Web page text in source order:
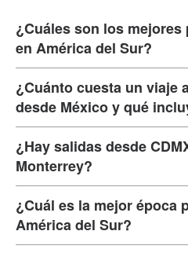
¿Cuáles son los
en América del Sur?
¿Cuánto cuesta un viaje
desde México y qué
¿Hay salidas desde
Monterrey?
¿Cuál es la mejor época
América del Sur?